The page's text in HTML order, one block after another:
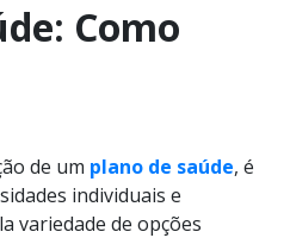
Como
de um plano de saúde, é
individuais e
variedade de opções